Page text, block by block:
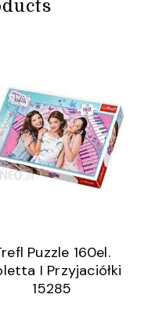
Puzzle 160el.
I Przyjaciółki
15285